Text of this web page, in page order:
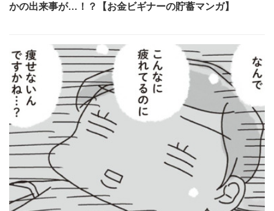
かの出来事が…！？【お金ビギナーの貯蓄マンガ】